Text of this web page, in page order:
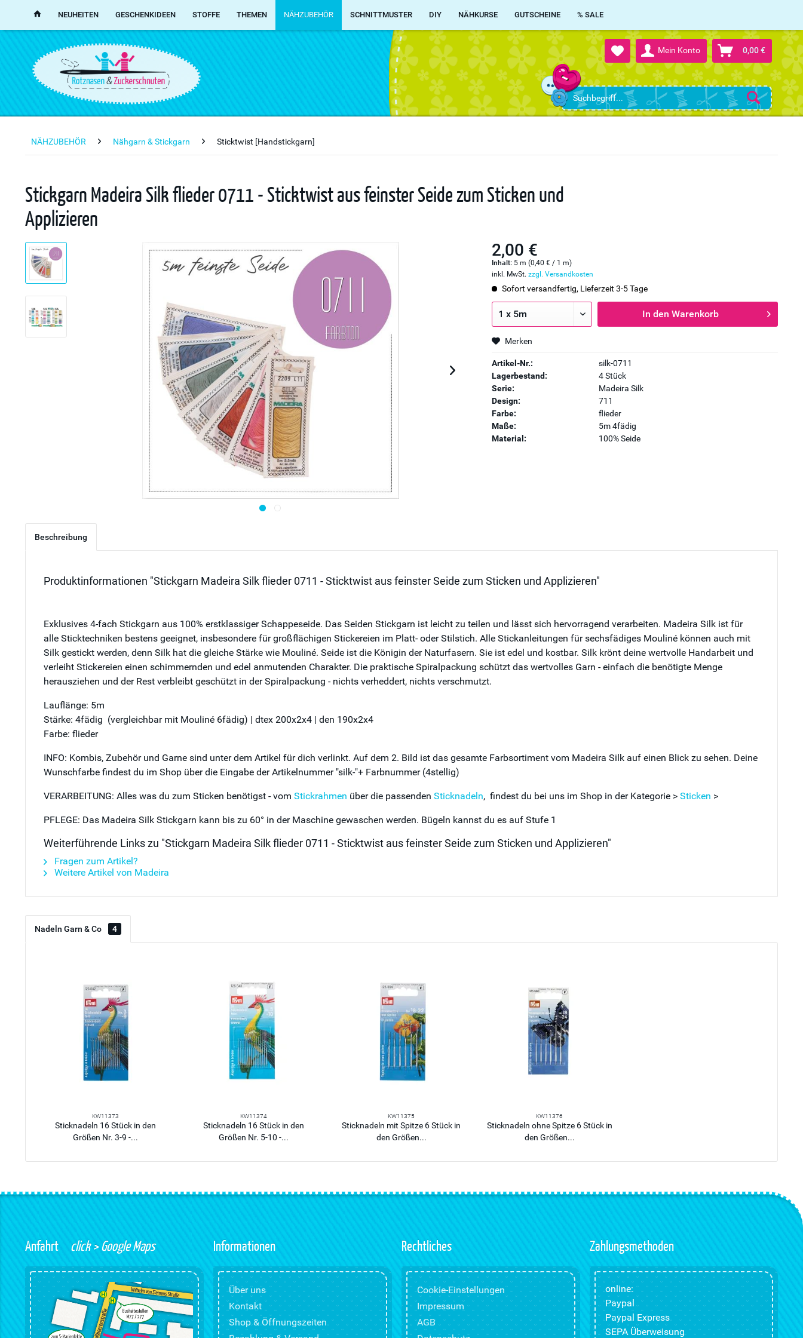
Mein Konto 0,00 €
NEUHEITEN GESCHENKIDEEN STOFFE THEMEN NÄHZUBEHÖR SCHNITTMUSTER DIY NÄHKURSE GUTSCHEINE % SALE
NÄHZUBEHÖR Nähgarn & Stickgarn Sticktwist [Handstickgarn]
Stickgarn Madeira Silk flieder 0711 - Sticktwist aus feinster Seide zum Sticken und
Applizieren
2,00 €
Inhalt: 5 m (0,40 € / 1 m)
inkl. MwSt.zzgl. Versandkosten
Sofort versandfertig, Lieferzeit 3-5 Tage
In den Warenkorb
Merken
Artikel-Nr.:
silk-0711
Lagerbestand:
4 Stück
Serie:
Madeira Silk
Design:
711
Farbe:
flieder
Maße:
5m 4fädig
Material:
100% Seide
Beschreibung
Produktinformationen "Stickgarn Madeira Silk flieder 0711 - Sticktwist aus feinster Seide zum Sticken und Applizieren"
Exklusives 4-fach Stickgarn aus 100% erstklassiger Schappeseide. Das Seiden Stickgarn ist leicht zu teilen und lässt sich hervorragend verarbeiten. Madeira Silk ist für
alle Sticktechniken bestens geeignet, insbesondere für großflächigen Stickereien im Platt- oder Stilstich. Alle Stickanleitungen für sechsfädiges Mouliné können auch mit
Silk gestickt werden, denn Silk hat die gleiche Stärke wie Mouliné. Seide ist die Königin der Naturfasern. Sie ist edel und kostbar. Silk krönt deine wertvolle Handarbeit und
verleiht Stickereien einen schimmernden und edel anmutenden Charakter. Die praktische Spiralpackung schützt das wertvolles Garn - einfach die benötigte Menge
herausziehen und der Rest verbleibt geschützt in der Spiralpackung - nichts verheddert, nichts verschmutzt.
Lauflänge: 5m
Stärke: 4fädig (vergleichbar mit Mouliné 6fädig) | dtex 200x2x4 | den 190x2x4
Farbe: flieder
INFO: Kombis, Zubehör und Garne sind unter dem Artikel für dich verlinkt. Auf dem 2. Bild ist das gesamte Farbsortiment vom Madeira Silk auf einen Blick zu sehen. Deine
Wunschfarbe findest du im Shop über die Eingabe der Artikelnummer "silk-"+ Farbnummer (4stellig)
VERARBEITUNG: Alles was du zum Sticken benötigst - vom Stickrahmen über die passenden Sticknadeln, findest du bei uns im Shop in der Kategorie > Sticken >
PFLEGE: Das Madeira Silk Stickgarn kann bis zu 60° in der Maschine gewaschen werden. Bügeln kannst du es auf Stufe 1
Weiterführende Links zu "Stickgarn Madeira Silk flieder 0711 - Sticktwist aus feinster Seide zum Sticken und Applizieren"
Fragen zum Artikel?
Weitere Artikel von Madeira
Nadeln Garn & Co 4
KW11373
Sticknadeln 16 Stück in den
Größen Nr. 3-9 -...
KW11374
Sticknadeln 16 Stück in den
Größen Nr. 5-10 -...
KW11375
Sticknadeln mit Spitze 6 Stück in
den Größen...
KW11376
Sticknadeln ohne Spitze 6 Stück in
den Größen...
Anfahrt click > Google Maps Informationen
Über uns
Kontakt
Shop & Öffnungszeiten
Rechtliches
Cookie-Einstellungen
Impressum
AGB
Zahlungsmethoden
online:
Paypal
Paypal Express
SEPA Überweisung